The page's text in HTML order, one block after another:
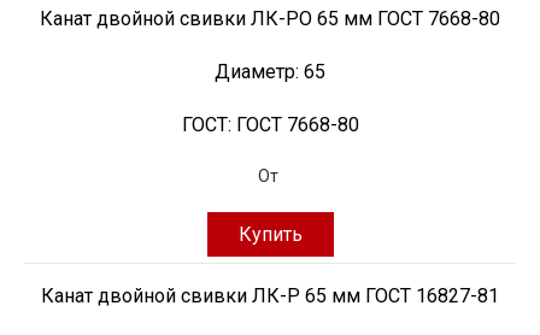
Канат двойной свивки ЛК-РО 65 мм ГОСТ 7668-80
Диаметр: 65
ГОСТ: ГОСТ 7668-80
От
Купить
Канат двойной свивки ЛК-Р 65 мм ГОСТ 16827-81